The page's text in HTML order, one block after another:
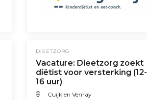
DIEETZORG
Vacature: Dieetzorg zoekt
diëtist voor versterking (12-
16 uur)
Cuijk en Venray